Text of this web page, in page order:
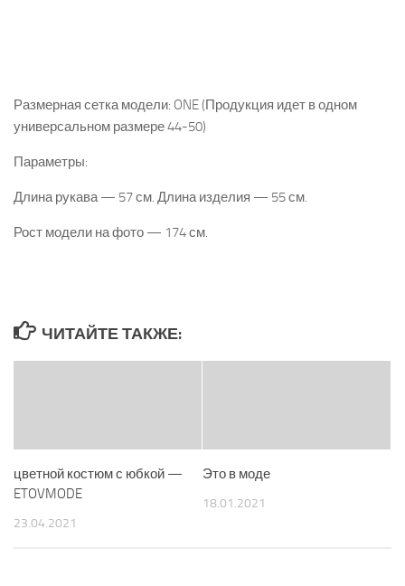
Размерная сетка модели: ONE (Продукция идет в одном
универсальном размере 44-50)
Параметры:
Длина рукава — 57 см. Длина изделия — 55 см.
Рост модели на фото — 174 см.
ЧИТАЙТЕ ТАКЖЕ:
цветной костюм с юбкой —
ETOVMODE
23.04.2021
Это в моде
18.01.2021